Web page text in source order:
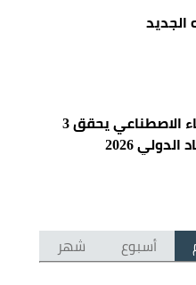
الجديد
المنتخب السعودي للذكاء الاصطناعي يحقق 3
2026
أسبوع شهر